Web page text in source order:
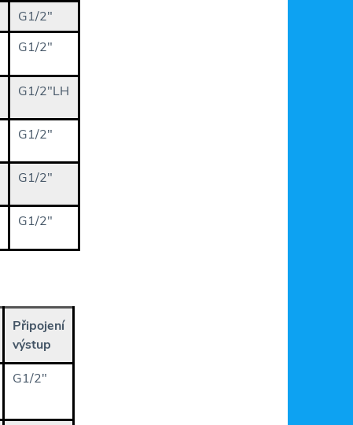
G1/2"
G1/2"
G1/2"LH
G1/2"
G1/2"
G1/2"
Připojení
výstup
G1/2"